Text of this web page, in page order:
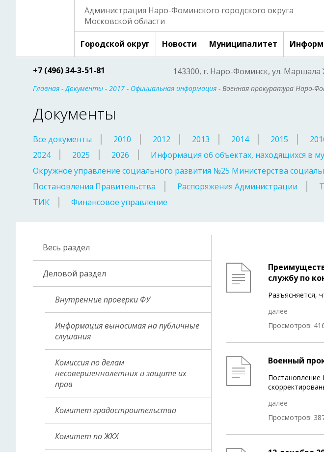
Администрация Наро-Фоминского городского округа
Московской области
Городской округ Новости Муниципалитет
+7 (496) 34-3-51-81 143300, г. Наро-Фоминск, ул. Маршала
Главная -Документы - 2017 - Официальная информация - Военная прокуратура Наро-
Документы
Все документы 2010 2012 2013 2014 2015
2024
2025 2026 Информация об объектах, находящихся в
Окружное управление социального развития №25 Министерства
Постановления Правительства
Распоряжения Администрации
ТИК
Финансовое управление
Весь раздел
Деловой раздел
Внутренние проверки ФУ
Информация выносимая на публичные
слушания
Комиссия по делам
несовершеннолетних и защите их
прав
Комитет градостроительства
Комитет по ЖКХ
службу по
Разъясняется,
далее
Просмотров:
Военный
Постановление
далее
Просмотров: